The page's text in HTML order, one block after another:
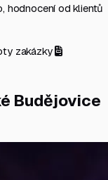
hodnocení od klientů
zakázky
Budějovice